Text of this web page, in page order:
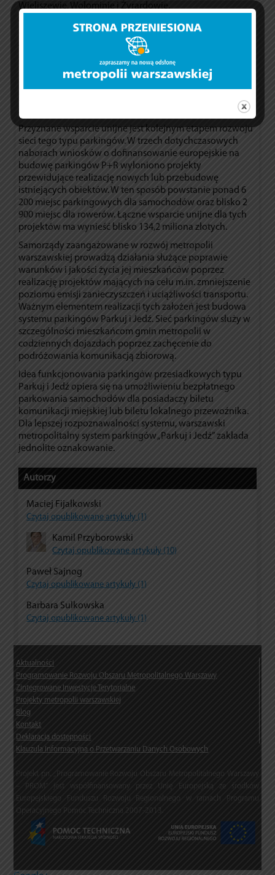
Wieliszewie, Wołominie i Żyrardowie.
Warszawski parking zostanie zlokalizowany w pobliżu
linii kolejowej prowadzącej do Radomia, przy stacji PKP
Warszawa Jeziorki, w pobliżu ulicy Karczunkowskiej.
Obiekt będzie mógł pomieścić co najmniej 138
samochodów (w tym sześć miejsc dla osób z
zostaną również dwie ładowarki dla aut elektrycznych.
Przyznane wsparcie unijne jest kolejnym etapem rozwoju
sieci tego typu parkingów. W trzech dotychczasowych
naborach wniosków o dofinansowanie europejskie na
budowę parkingów P+R wyłoniono projekty
przewidujące realizację nowych lub przebudowę
istniejących obiektów. W ten sposób powstanie ponad 6
200 miejsc parkingowych dla samochodów oraz blisko 2
900 miejsc dla rowerów. Łączne wsparcie unijne dla tych
projektów ma wynieść blisko 134,2 miliona złotych.
Samorządy zaangażowane w rozwój metropolii
warszawskiej prowadzą działania służące poprawie
warunków i jakości życia jej mieszkańców poprzez
realizację projektów mających na celu m.in. zmniejszenie
poziomu emisji zanieczyszczeń i uciążliwości transportu.
Ważnym elementem realizacji tych założeń jest budowa
systemu parkingów Parkuj i Jedź. Sieć parkingów służy w
szczególności mieszkańcom gmin metropolii w
codziennych dojazdach poprzez zachęcenie do
podróżowania komunikacją zbiorową.
Idea funkcjonowania parkingów przesiadkowych typu
Parkuj i Jedź opiera się na umożliwieniu bezpłatnego
parkowania samochodów dla posiadaczy biletu
komunikacji miejskiej lub biletu lokalnego przewoźnika.
Dla lepszej rozpoznawalności systemu, warszawski
metropolitalny system parkingów „Parkuj i Jedź” zakłada
jednolite oznakowanie.
Autorzy
Maciej Fijałkowski
Czytaj opublikowane artykuły (1)
Kamil Przyborowski
Czytaj opublikowane artykuły (10)
Paweł Sajnog
Czytaj opublikowane artykuły (1)
Barbara Sulkowska
Czytaj opublikowane artykuły (1)
Aktualności
Programowanie Rozwoju Obszaru Metropolitalnego Warszawy
Zintegrowane Inwestycje Terytorialne
Projekty metropolii warszawskiej
Blog
Kontakt
Deklaracja dostępności
Klauzula Informacyjna o Przetwarzaniu Danych Osobowych
Projekt pn. „Programowanie Rozwoju Obszaru Metropolitalnego Warszawy
– PROM” jest współfinansowany przez Unię Europejską ze środków
Europejskiego Funduszu Rozwoju Regionalnego w ramach Programu
Operacyjnego Pomoc Techniczna 2007-2013.